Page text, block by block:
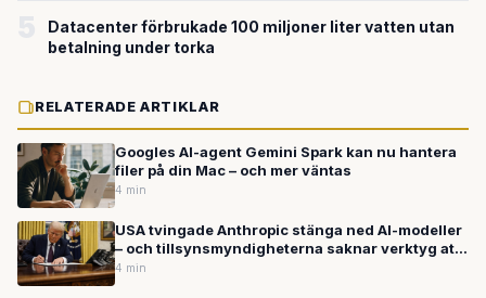
Datacenter förbrukade 100 miljoner liter vatten utan
betalning under torka
RELATERADE ARTIKLAR
Googles AI-agent Gemini Spark kan nu hantera
filer på din Mac – och mer väntas
4 min
USA tvingade Anthropic stänga ned AI-modeller
– och tillsynsmyndigheterna saknar verktyg att
hänga med
4 min